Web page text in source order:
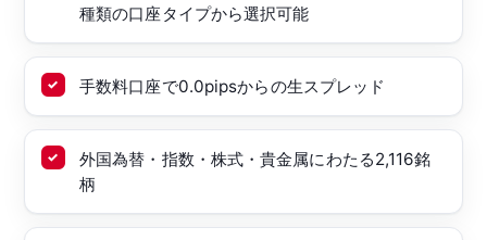
種類の口座タイプから選択可能
手数料口座で0.0pipsからの生スプレッド
外国為替・指数・株式・貴金属にわたる2,116銘
柄